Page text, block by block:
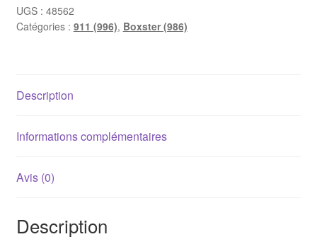
Porsche
Boxster
(996)
UGS : 48562
Catégories : 911 (996), Boxster (986)
Description
Informations complémentaires
Avis (0)
Description